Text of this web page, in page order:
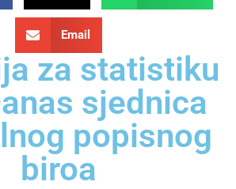
Email
za statistiku
sjednica
popisnog
biroa